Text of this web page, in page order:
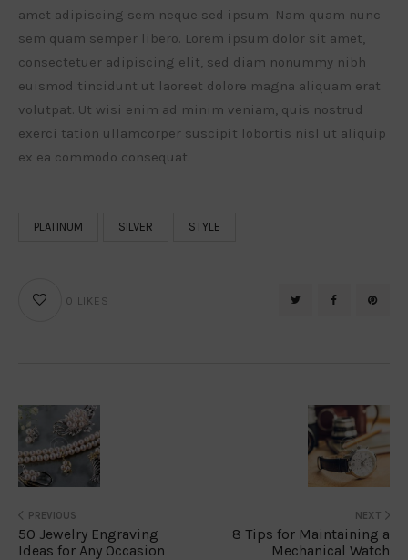
amet adipiscing sem neque sed ipsum. Nam quam nunc
sem quam semper libero. Lorem ipsum dolor sit amet,
consectetuer adipiscing elit, sed diam nonummy nibh
euismod tincidunt ut laoreet dolore magna aliquam erat
volutpat. Ut wisi enim ad minim veniam, quis nostrud
exerci tation ullamcorper suscipit lobortis nisl ut aliquip
ex ea commodo consequat.
PLATINUM SILVER STYLE
0 LIKES
PREVIOUS
50 Jewelry Engraving
Ideas for Any Occasion
NEXT
8 Tips for Maintaining a
Mechanical Watch